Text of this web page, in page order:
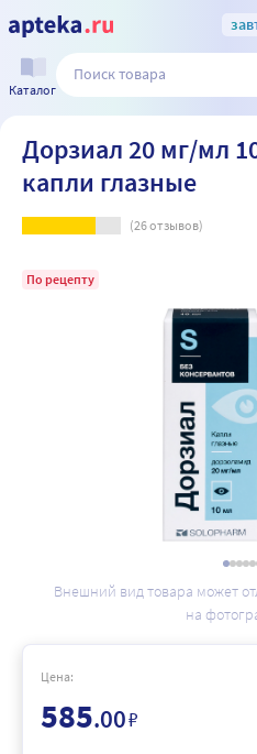
Каталог
Дорзиал 20 мг/мл
капли глазные
(26отзывов)
По рецепту
Внешний вид товара может
на
Цена:
585.00₽